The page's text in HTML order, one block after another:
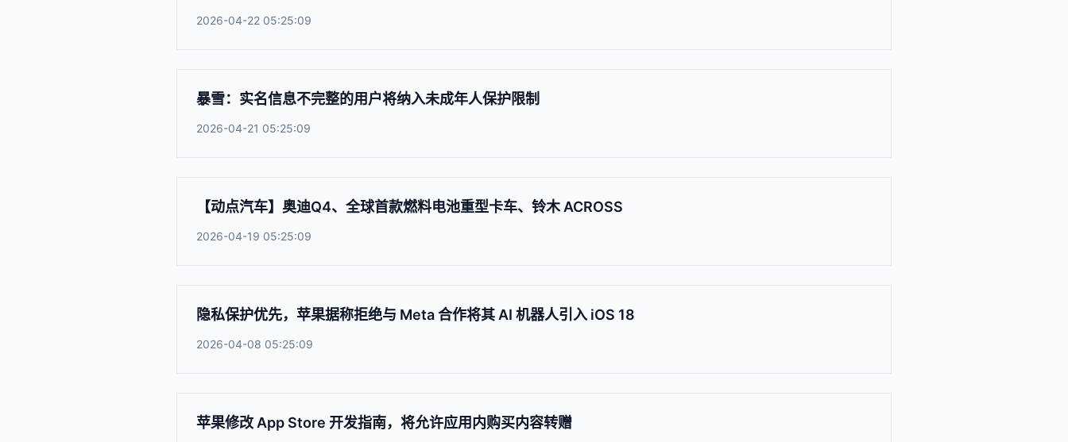
2026-04-22 05:25:09
暴雪：实名信息不完整的用户将纳入未成年人保护限制
2026-04-21 05:25:09
【动点汽车】奥迪Q4、全球首款燃料电池重型卡车、铃木 ACROSS
2026-04-19 05:25:09
隐私保护优先，苹果据称拒绝与 Meta 合作将其 AI 机器人引入 iOS 18
2026-04-08 05:25:09
苹果修改 App Store 开发指南，将允许应用内购买内容转赠